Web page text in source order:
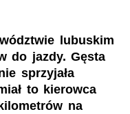
lubuskim
do jazdy. Gęsta
sprzyjała
to kierowca
na